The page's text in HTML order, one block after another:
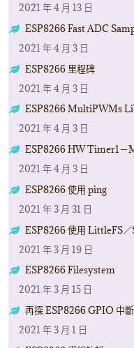
2021 年 4 月 13 日
ESP8266 Fast ADC
2021 年 4 月 3 日
ESP8266 里程碑
2021 年 4 月 3 日
ESP8266 MultiPWMs
2021 年 4 月 3 日
ESP8266 HW Timer1
2021 年 4 月 3 日
ESP8266 使用 ping
2021 年 3 月 31 日
ESP8266 使用 LittleFS／
2021 年 3 月 19 日
ESP8266 Filesystem
2021 年 3 月 15 日
再探 ESP8266 GPIO 中斷
2021 年 3 月 1 日